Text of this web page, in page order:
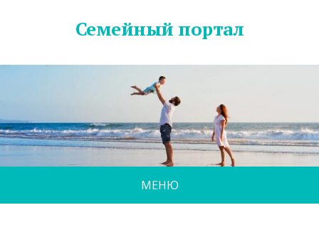
Семейный портал
МЕНЮ